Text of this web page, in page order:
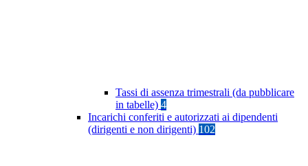
Tassi di assenza trimestrali (da pubblicare
in tabelle) 4
Incarichi conferiti e autorizzati ai dipendenti
(dirigenti e non dirigenti) 102